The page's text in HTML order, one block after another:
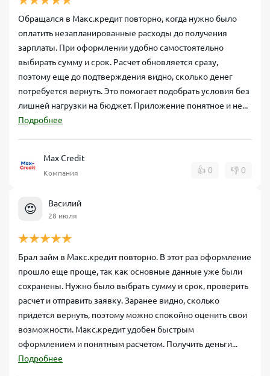
Обращался в Макс.кредит повторно, когда нужно было
оплатить незапланированные расходы до получения
зарплаты. При оформлении удобно самостоятельно
выбирать сумму и срок. Расчет обновляется сразу,
поэтому еще до подтверждения видно, сколько денег
потребуется вернуть. Это помогает подобрать условия без
лишней нагрузки на бюджет. Приложение понятное и не...
Подробнее
Max Credit
Компания 👍 0 👎 0
😍 Василий
28 июля
Брал займ в Макс.кредит повторно. В этот раз оформление
прошло еще проще, так как основные данные уже были
сохранены. Нужно было выбрать сумму и срок, проверить
расчет и отправить заявку. Заранее видно, сколько
придется вернуть, поэтому можно спокойно оценить свои
возможности. Макс.кредит удобен быстрым
оформлением и понятным расчетом. Получить деньги...
Подробнее